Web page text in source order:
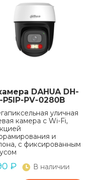
DAHUA DH-
P5IP-PV-0280B
уличная
камера с Wi-Fi,
и
с фиксированным
₽ В наличии